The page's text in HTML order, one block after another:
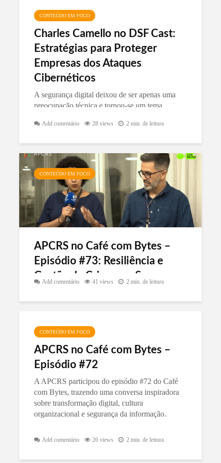
CONTEÚDO EM FOCO
Charles Camello no DSF Cast:
Estratégias para Proteger
Empresas dos Ataques
Cibernéticos
A segurança digital deixou de ser apenas uma
preocupação técnica e tornou-se um tema
Add comentário 28 views 2 min. de leitura
CONTEÚDO EM FOCO
APCRS no Café com Bytes –
Episódio #73: Resiliência e
Gestão de Crises em Segurança
Add comentário 41 views 2 min. de leitura
CONTEÚDO EM FOCO
APCRS no Café com Bytes –
Episódio #72
A APCRS participou do episódio #72 do Café
com Bytes, trazendo uma conversa inspiradora
sobre transformação digital, cultura
organizacional e segurança da informação.
Add comentário 26 views 2 min. de leitura